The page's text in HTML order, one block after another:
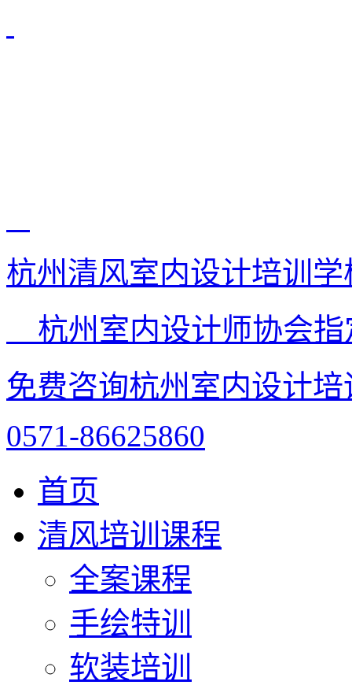
杭州清风室内设计培训学
杭州室内设计师协会
免费咨询杭州室内设计
0571-86625860
首页
清风培训课程
全案课程
手绘特训
软装培训